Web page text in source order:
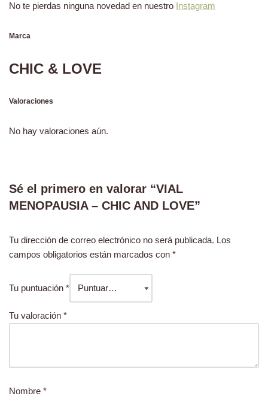
No te pierdas ninguna novedad en nuestro Instagram
Marca
CHIC & LOVE
Valoraciones
No hay valoraciones aún.
Sé el primero en valorar “VIAL
MENOPAUSIA – CHIC AND LOVE”
Tu dirección de correo electrónico no será publicada. Los
campos obligatorios están marcados con *
Tu puntuación *
Tu valoración *
Nombre *